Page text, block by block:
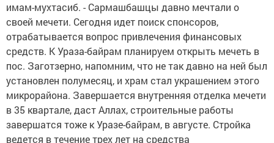
имам-мухтасиб. - Сармашбашцы давно мечтали о
своей мечети. Сегодня идет поиск спонсоров,
отрабатывается вопрос привлечения финансовых
средств. К Ураза-байрам планируем открыть мечеть в
пос. Заготзерно, напомним, что не так давно на ней был
установлен полумесяц, и храм стал украшением этого
микрорайона. Завершается внутренняя отделка мечети
в 35 квартале, даст Аллах, строительные работы
завершатся тоже к Уразе-байрам, в августе. Стройка
ведется в течение трех лет на средства